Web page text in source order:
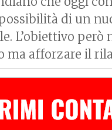
di un
L’obiettivo però
ma afforzare il